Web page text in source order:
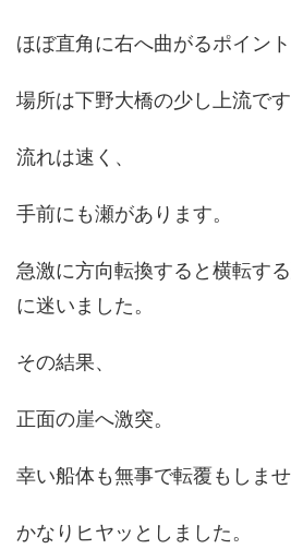
ほぼ直角に右へ曲がるポイント
場所は下野大橋の少し上流です
流れは速く、
手前にも瀬があります。
急激に方向転換すると横転す
に迷いました。
その結果、
正面の崖へ激突。
幸い船体も無事で転覆もしませ
かなりヒヤッとしました。